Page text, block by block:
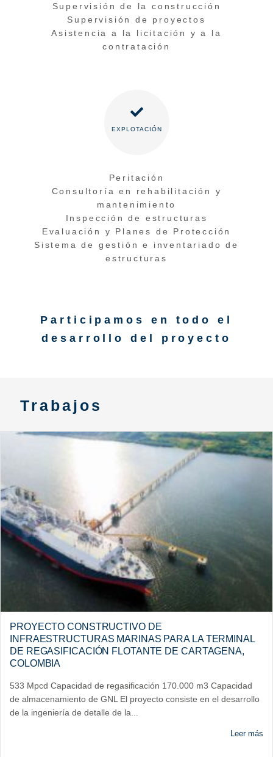
Supervisión de la construcción
Supervisión de proyectos
Asistencia a la licitación y a la
contratación
EXPLOTACIÓN
Peritación
Consultoría en rehabilitación y
mantenimiento
Inspección de estructuras
Evaluación y Planes de Protección
Sistema de gestión e inventariado de
estructuras
Participamos en todo el
desarrollo del proyecto
Trabajos
PROYECTO CONSTRUCTIVO DE
INFRAESTRUCTURAS MARINAS PARA LA TERMINAL
DE REGASIFICACIÓN FLOTANTE DE CARTAGENA,
COLOMBIA
533 Mpcd Capacidad de regasificación 170.000 m3 Capacidad
de almacenamiento de GNL El proyecto consiste en el desarrollo
de la ingeniería de detalle de la...
Leer más